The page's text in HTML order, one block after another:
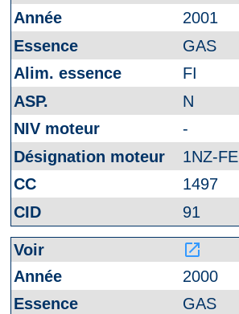
2001
GAS
FI
N
-
1NZ-FE
1497
91
launch
2000
GAS